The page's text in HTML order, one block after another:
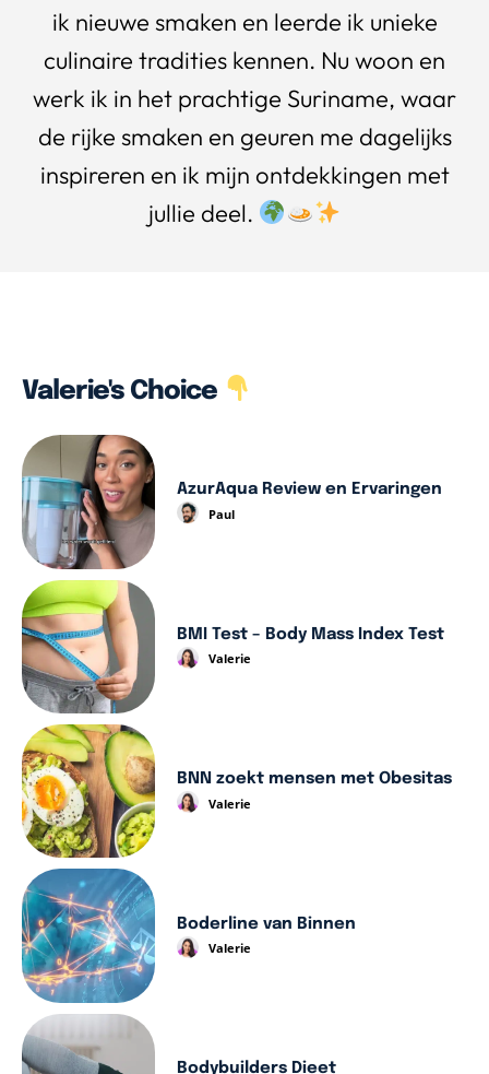
ik nieuwe smaken en leerde ik unieke
culinaire tradities kennen. Nu woon en
werk ik in het prachtige Suriname, waar
de rijke smaken en geuren me dagelijks
inspireren en ik mijn ontdekkingen met
jullie deel.
Valerie's Choice
AzurAqua Review en Ervaringen
Paul
BMI Test – Body Mass Index Test
Valerie
BNN zoekt mensen met Obesitas
Valerie
Boderline van Binnen
Valerie
Bodybuilders Dieet